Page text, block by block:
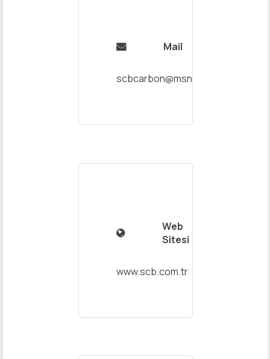
 Mail
scbcarbon@msn.com

Web
Sitesi
www.scb.com.tr